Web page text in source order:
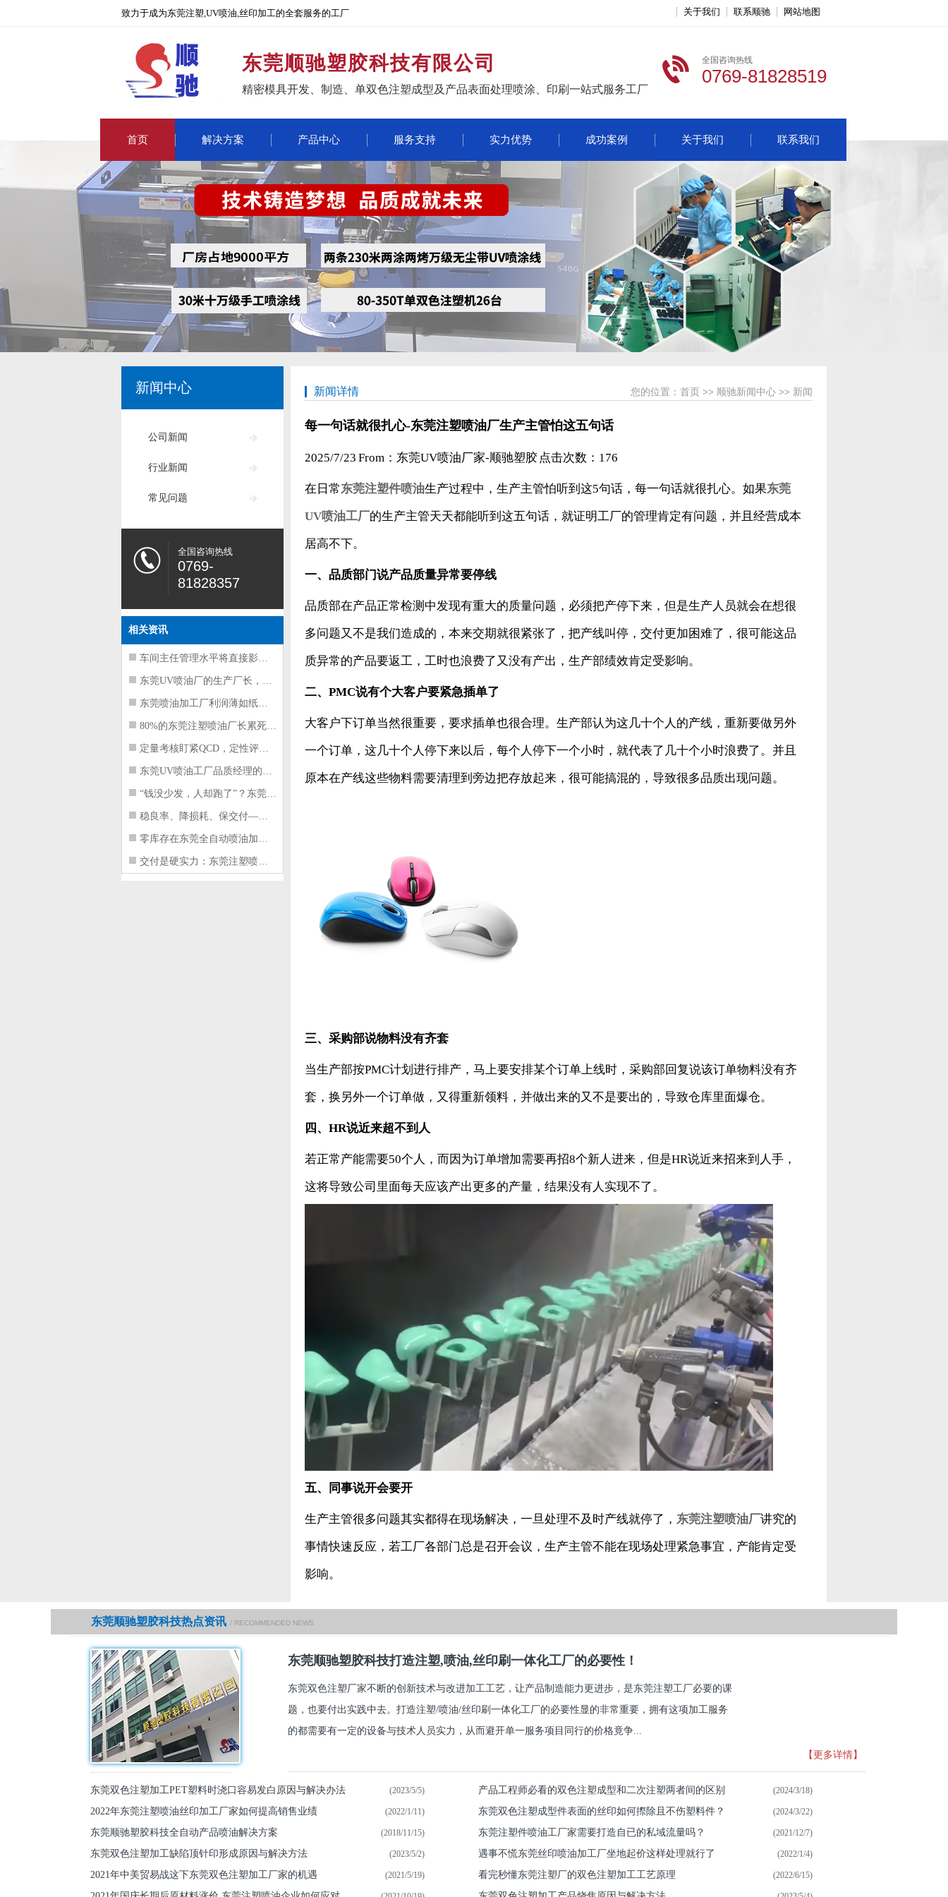
致力于成为东莞注塑,UV喷油,丝印加工的全套服务的工厂 关于我们 联系顺驰 网站地图
东莞顺驰塑胶科技有限公司
精密模具开发、制造、单双色注塑成型及产品表面处理喷涂、印刷一站式服务工厂
全国咨询热线
0769-81828519
首页 解决方案 产品中心 服务支持 实力优势 成功案例 关于我们 联系我们
新闻中心
公司新闻
行业新闻
常见问题
全国咨询热线
0769-
81828357
相关资讯
车间主任管理水平将直接影响东莞注塑件
东莞UV喷油厂的生产厂长，到底在给工
东莞喷油加工厂利润薄如纸？这四项基本
80%的东莞注塑喷油厂长累死累活，利
定量考核盯紧QCD，定性评价看好配合
东莞UV喷油工厂品质经理的四项核心管
“钱没少发，人却跑了”？东莞注塑喷油
稳良率、降损耗、保交付——东莞这家U
零库存在东莞全自动喷油加工厂不可行的
交付是硬实力：东莞注塑喷油厂如何用齐
新闻详情 您的位置： 首页 >> 顺驰新闻中心 >> 新闻
每一句话就很扎心-东莞注塑喷油厂生产主管怕这五句话
2025/7/23 From：东莞UV喷油厂家-顺驰塑胶 点击次数： 176
在日常东莞注塑件喷油生产过程中，生产主管怕听到这5句话，每一句话就很扎心。如果东莞
UV喷油工厂的生产主管天天都能听到这五句话，就证明工厂的管理肯定有问题，并且经营成本
居高不下。
一、品质部门说产品质量异常要停线
品质部在产品正常检测中发现有重大的质量问题，必须把产停下来，但是生产人员就会在想很
多问题又不是我们造成的，本来交期就很紧张了，把产线叫停，交付更加困难了，很可能这品
质异常的产品要返工，工时也浪费了又没有产出，生产部绩效肯定受影响。
二、PMC说有个大客户要紧急插单了
大客户下订单当然很重要，要求插单也很合理。生产部认为这几十个人的产线，重新要做另外
一个订单，这几十个人停下来以后，每个人停下一个小时，就代表了几十个小时浪费了。并且
原本在产线这些物料需要清理到旁边把存放起来，很可能搞混的，导致很多品质出现问题。
三、采购部说物料没有齐套
当生产部按PMC计划进行排产，马上要安排某个订单上线时，采购部回复说该订单物料没有齐
套，换另外一个订单做，又得重新领料，并做出来的又不是要出的，导致仓库里面爆仓。
四、HR说近来超不到人
若正常产能需要50个人，而因为订单增加需要再招8个新人进来，但是HR说近来招来到人手，
这将导致公司里面每天应该产出更多的产量，结果没有人实现不了。
五、同事说开会要开
生产主管很多问题其实都得在现场解决，一旦处理不及时产线就停了， 东莞注塑喷油厂讲究的
事情快速反应，若工厂各部门总是召开会议，生产主管不能在现场处理紧急事宜，产能肯定受
影响。
东莞顺驰塑胶科技热点资讯 / RECOMMENDED NEWS
东莞顺驰塑胶科技打造注塑,喷油,丝印刷一体化工厂的必要性！
东莞双色注塑厂家不断的创新技术与改进加工工艺，让产品制造能力更进步，是东莞注塑工厂必要的课
题，也要付出实践中去。打造注塑/喷油/丝印刷一体化工厂的必要性显的非常重要，拥有这项加工服务
的都需要有一定的设备与技术人员实力，从而避开单一服务项目同行的价格竟争...
【更多详情】
(2023/5/5)
东莞双色注塑加工PET塑料时浇口容易发白原因与解决办法 (2024/3/18)
产品工程师必看的双色注塑成型和二次注塑两者间的区别
(2022/1/11)
2022年东莞注塑喷油丝印加工厂家如何提高销售业绩 (2024/3/22)
东莞双色注塑成型件表面的丝印如何摖除且不伤塑料件？
(2018/11/15)
东莞顺驰塑胶科技全自动产品喷油解决方案 (2021/12/7)
东莞注塑件喷油​工厂家需要打造自已的私域流量吗？
(2023/5/2)
东莞双色注塑加工缺陷顶针印形成原因与解决方法 (2022/1/4)
遇事不慌东莞丝印喷油加工厂坐地起价这样处理就行了
(2021/5/19)
2021年中美贸易战这下东莞双色注塑加工厂家的机遇 (2022/6/15)
看完秒懂东莞注塑厂的双色注塑加工工艺原理